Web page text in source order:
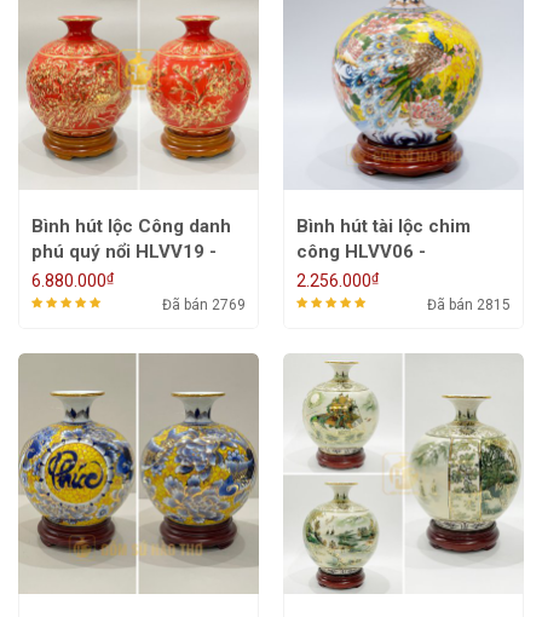
Bình hút lộc Công danh
phú quý nổi HLVV19 -
30cm
6.880.000₫
Đã bán 2769
Bình hút tài lộc chim
công HLVV06 -
22/26/30/35cm
2.256.000₫
Đã bán 2815